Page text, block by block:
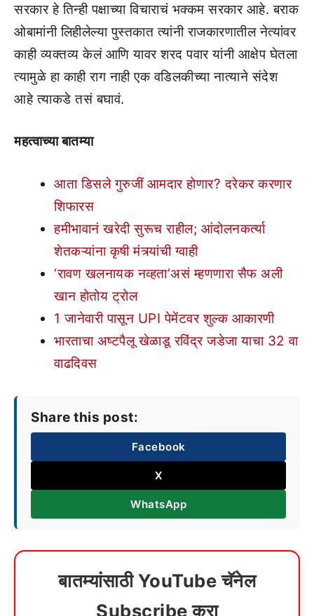
सरकार हे तिन्ही पक्षाच्या विचाराचं भक्कम सरकार आहे. बराक
ओबामांनी लिहीलेल्या पुस्तकात त्यांनी राजकारणातील नेत्यांवर
काही व्यक्तव्य केलं आणि यावर शरद पवार यांनी आक्षेप घेतला
त्यामुळे हा काही राग नाही एक वडिलकीच्या नात्याने संदेश
आहे त्याकडे तसं बघावं.
महत्वाच्या बातम्या
आता डिसले गुरुजीं आमदार होणार? दरेकर करणार
शिफारस
हमीभावानं खरेदी सुरूच राहील; आंदोलनकर्त्या
शेतकऱ्यांना कृषी मंत्र्यांची ग्वाही
‘रावण खलनायक नव्हता’असं म्हणणारा सैफ अली
खान होतोय ट्रोल
1 जानेवारी पासून UPI पेमेंटवर शुल्क आकारणी
भारताचा अष्टपैलू खेळाडू रविंद्र जडेजा याचा 32 वा
वाढदिवस
Share this post:
Facebook
X
WhatsApp
बातम्यांसाठी YouTube चॅनेल
Subscribe करा